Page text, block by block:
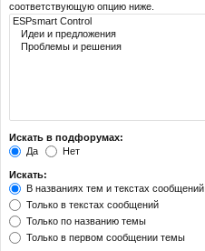
соответствующую опцию ниже.
Искать в подфорумах:
Да
Нет
Искать:
В названиях тем и текстах сообщений
Только в текстах сообщений
Только по названию темы
Только в первом сообщении темы